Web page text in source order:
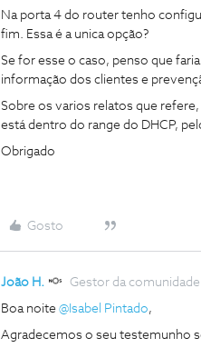
Na porta 4 do router tenho
fim. Essa é a unica opção?
Se for esse o caso, penso que
informação dos clientes e
Sobre os varios relatos que
está dentro do range do DHCP,
Obrigado
Gosto
João H. Gestor da comunidade
Boa noite ​ @Isabel Pintado,
Agradecemos o seu testemunho